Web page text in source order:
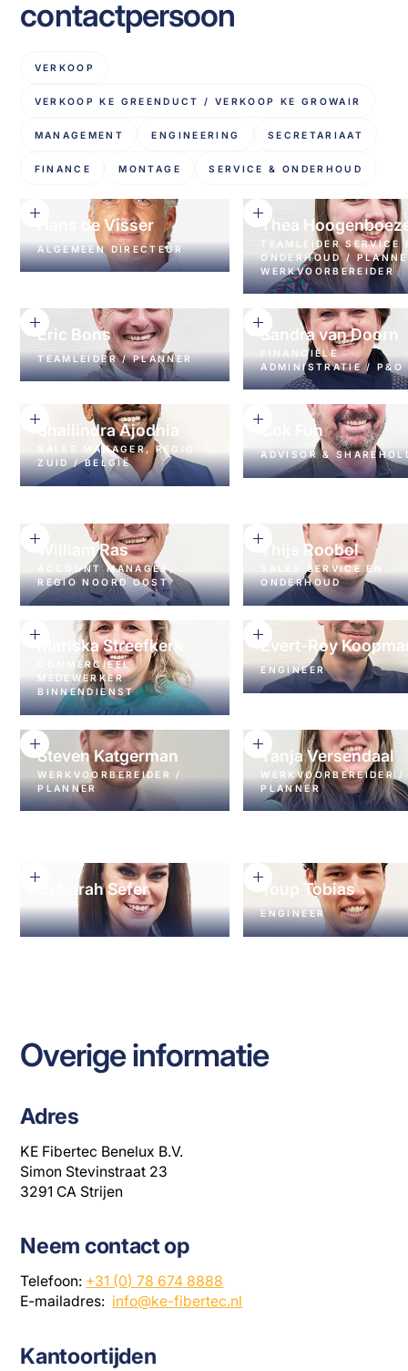
contactpersoon
VERKOOP
VERKOOP KE GREENDUCT / VERKOOP KE GROWAIR
MANAGEMENT ENGINEERING SECRETARIAAT
FINANCE MONTAGE SERVICE & ONDERHOUD
Hans de Visser
ALGEMEEN DIRECTEUR
+31 78 6748888
Thea
TEAMLEIDER SERVICE
ONDERHOUD /
WERKVOORBEREIDER
+31 78 6744650
INFO@AA-
Eric Bons
TEAMLEIDER / PLANNER
+31 78 6744650
Sandra van Doorn
FINANCIËLE
ADMINISTRATIE / P&O
+31 78 6748888
S.VANDOORN@KE-
FIBERTEC.NL
Shailindra Ajodhia
SALES MANAGER, REGIO
ZUID / BELGIË
+31 6 22380168
Cok Fun
ADVISOR &
+31 78 6748888
William Ras
ACCOUNT MANAGER,
REGIO NOORD OOST
+31 6 51453516
W.RAS@KE-FIBERTEC.NL
Thijs Roobol
SALES SERVICE EN
ONDERHOUD
+31 78 6749100
INFO@AA-
Mariska Streefkerk
COMMERCIEEL
MEDEWERKER
BINNENDIENST
+31 78 6749100
INFO@AA-
SERVICEENONDERHOUD.NL
Evert-Roy
ENGINEER
+31 78 6748888
Steven Katgerman
WERKVOORBEREIDER /
PLANNER
+31 78 6744650
Tanja Versendaal
WERKVOORBEREIDER /
PLANNER
+31 78 6744650
Deborah Sefer Youp Tobias
ENGINEER
+31 78 6748888
Overige informatie
Adres
KE Fibertec Benelux B.V.
Simon Stevinstraat 23
3291 CA Strijen
Neem contact op
Telefoon: +31 (0) 78 674 8888
E-mailadres: info@ke-fibertec.nl
Kantoortijden